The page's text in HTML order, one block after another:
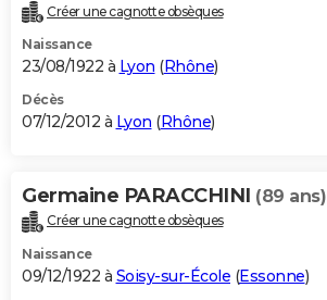
Créer une cagnotte obsèques
Naissance
23/08/1922 à Lyon (Rhône)
Décès
07/12/2012 à Lyon (Rhône)
Germaine PARACCHINI (89 ans)
Créer une cagnotte obsèques
Naissance
09/12/1922 à Soisy-sur-École (Essonne)